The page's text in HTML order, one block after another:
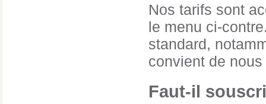
Nos tarifs sont
le menu ci-
standard,
convient de
Faut-il